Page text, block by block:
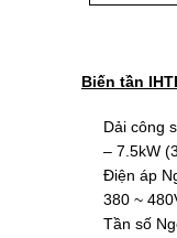
Biến tần
Dải công
– 7.5kW
Điện áp
380 ~
Tần số